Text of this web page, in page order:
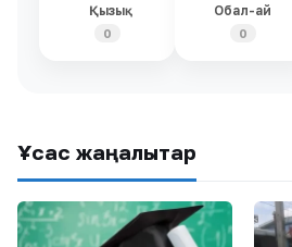
Қызық
0
Обал-ай
0
Ұқсас жаңалықтар